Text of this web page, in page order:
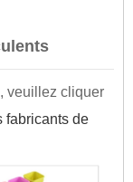
veuillez cliquer
fabricants de